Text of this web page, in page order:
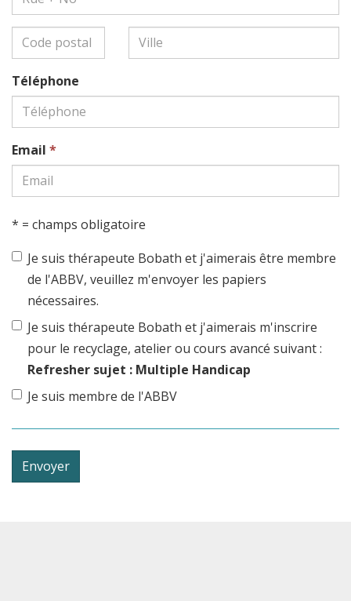
Téléphone
Email *
* = champs obligatoire
Je suis thérapeute Bobath et j'aimerais être membre
de l'ABBV, veuillez m'envoyer les papiers
nécessaires.
Je suis thérapeute Bobath et j'aimerais m'inscrire
pour le recyclage, atelier ou cours avancé suivant :
Refresher sujet : Multiple Handicap
Je suis membre de l'ABBV